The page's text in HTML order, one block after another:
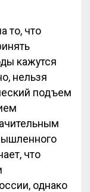
то, что
кажутся
нельзя
подъем
что
однако